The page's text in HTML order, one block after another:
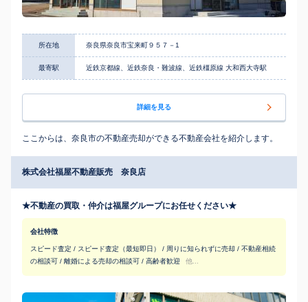
所在地 奈良県奈良市宝来町９５７－1
最寄駅 近鉄京都線、近鉄奈良・難波線、近鉄橿原線 大和西大寺駅
詳細を見る
ここからは、奈良市の不動産売却ができる不動産会社を紹介します。
株式会社福屋不動産販売 奈良店
★不動産の買取・仲介は福屋グループにお任せください★
会社特徴
スピード査定 / スピード査定（最短即日） / 周りに知られずに売却 / 不動産相続
の相談可 / 離婚による売却の相談可 / 高齢者歓迎
他...